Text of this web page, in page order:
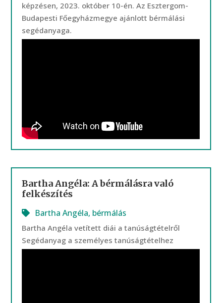
képzésen, 2023. október 10-én. Az Esztergom-
Budapesti Főegyházmegye ajánlott bérmálási
segédanyaga.
Bartha Angéla: A bérmálásra való
felkészítés
Bartha Angéla, bérmálás
Bartha Angéla vetített diái a tanúságtételről
Segédanyag a személyes tanúságtételhez